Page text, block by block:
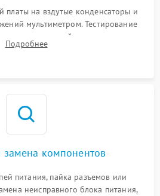
платы на вздутые конденсаторы и
мультиметром. Тестирование
и накопителей с помощью
выявления сбойных секторов и
Подробнее
замена компонентов
питания, пайка разъемов или
неисправного блока питания,